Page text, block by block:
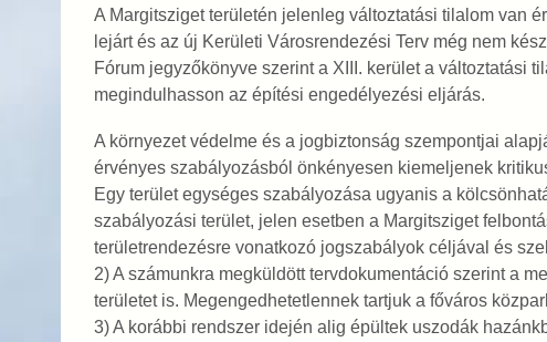
A Margitsziget területén jelenleg változtatási tilalom van
lejárt és az új Kerületi Városrendezési Terv még nem
Fórum jegyzőkönyve szerint a XIII. kerület a változtatási
megindulhasson az építési engedélyezési eljárás.
A környezet védelme és a jogbiztonság szempontjai
érvényes szabályozásból önkényesen kiemeljenek
Egy terület egységes szabályozása ugyanis a
szabályozási terület, jelen esetben a Margitsziget
területrendezésre vonatkozó jogszabályok céljával és
2) A számunkra megküldött tervdokumentáció szerint a
területet is. Megengedhetetlennek tartjuk a főváros
3) A korábbi rendszer idején alig épültek uszodák